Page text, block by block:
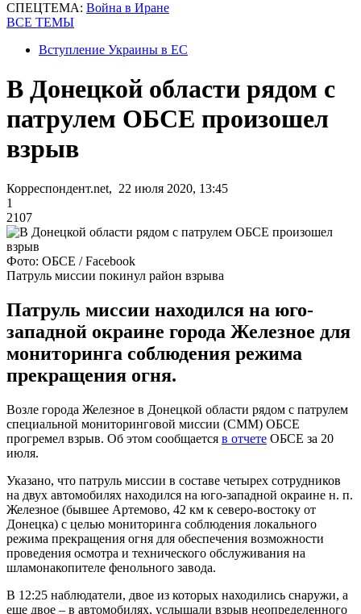
СПЕЦТЕМА: Война в Иране
ВСЕ ТЕМЫ
Вступление Украины в ЕС
В Донецкой области рядом с
патрулем ОБСЕ произошел
взрыв
Корреспондент.net, 22 июля 2020, 13:45
1
2107
Фото: ОБСЕ / Facebook
Патруль миссии покинул район взрыва
Патруль миссии находился на юго-
западной окраине города Железное для
мониторинга соблюдения режима
прекращения огня.
Возле города Железное в Донецкой области рядом с патрулем
специальной мониторинговой миссии (СММ) ОБСЕ
прогремел взрыв. Об этом сообщается в отчете ОБСЕ за 20
июля.
Указано, что патруль миссии в составе четырех сотрудников
на двух автомобилях находился на юго-западной окраине н. п.
Железное (бывшее Артемово, 42 км к северо-востоку от
Донецка) с целью мониторинга соблюдения локального
режима прекращения огня для обеспечения возможности
проведения осмотра и технического обслуживания на
шламонакопителе фенольного завода.
В 12:25 наблюдатели, двое из которых находились снаружи, а
еще двое – в автомобилях, услышали взрыв неопределенного